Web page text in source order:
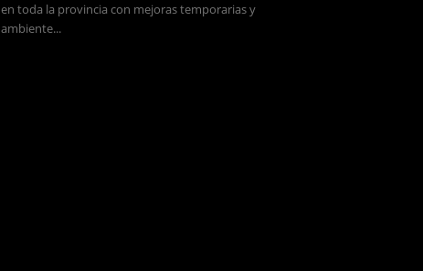
en toda la provincia con mejoras temporarias y
ambiente...